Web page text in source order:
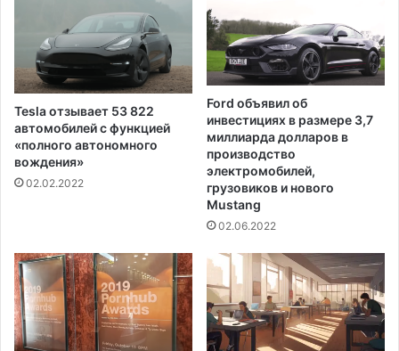
Tesla отзывает 53 822
автомобилей с функцией
«полного автономного
вождения»
02.02.2022
Ford объявил об
инвестициях в размере 3,7
миллиарда долларов в
производство
электромобилей,
грузовиков и нового
Mustang
02.06.2022